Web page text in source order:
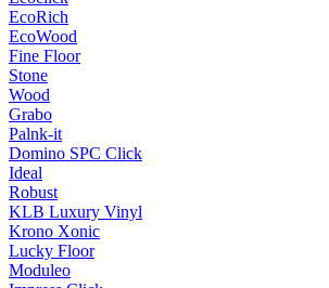
EcoRich
EcoWood
Fine Floor
Stone
Wood
Grabo
Palnk-it
Domino SPC Click
Ideal
Robust
KLB Luxury Vinyl
Krono Xonic
Lucky Floor
Moduleo